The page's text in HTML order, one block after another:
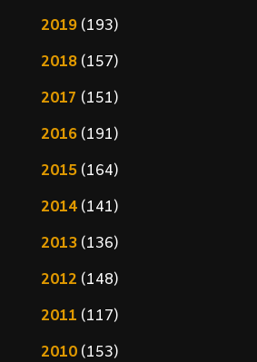
2019(193)
2018(157)
2017 (151)
2016(191)
2015(164)
2014(141)
2013(136)
2012 (148)
2011 (117)
2010(153)